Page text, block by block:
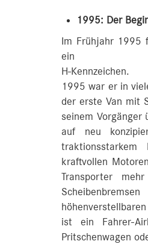
1995: Der
Im Frühjahr 1995
ein
H-Kennzeichen.
1995 war er in
der erste Van mit
seinem Vorgänger
auf neu
traktionsstarkem
kraftvollen
Transporter
ist ein Fahrer-
Pritschenwagen